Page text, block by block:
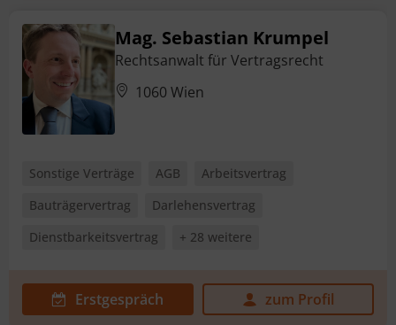
Mag. Sebastian Krumpel
Rechtsanwalt für Vertragsrecht
1060 Wien
Sonstige Verträge AGB
Arbeitsvertrag
Bauträgervertrag
Darlehensvertrag
Dienstbarkeitsvertrag
+ 28 weitere
Erstgespräch zum Profil